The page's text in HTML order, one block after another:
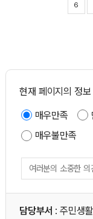
6
현재 페이지의 정
매우만족
매우불만족
담당부서 : 주민생활